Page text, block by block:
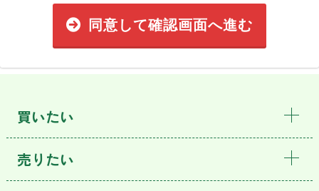
同意して確認画面へ進む
買いたい
売りたい